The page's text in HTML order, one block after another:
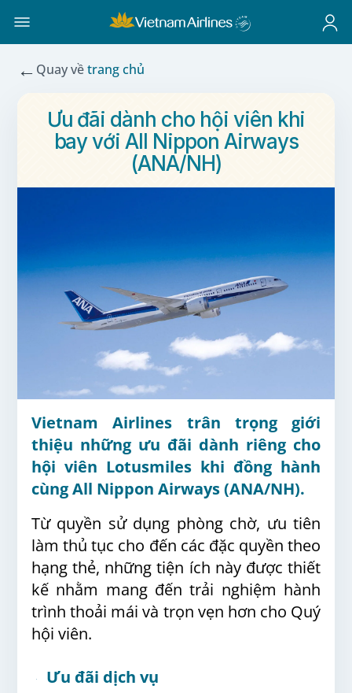
← Quay vềtrang chủ
Ưu đãi dành cho hội viên khi
bay với All Nippon Airways
(ANA/NH)
Vietnam Airlines trân trọng giới
thiệu những ưu đãi dành riêng cho
hội viên Lotusmiles khi đồng hành
cùng All Nippon Airways (ANA/NH).
Từ quyền sử dụng phòng chờ, ưu tiên
làm thủ tục cho đến các đặc quyền theo
hạng thẻ, những tiện ích này được thiết
kế nhằm mang đến trải nghiệm hành
trình thoải mái và trọn vẹn hơn cho Quý
hội viên.
Ưu đãi dịch vụ